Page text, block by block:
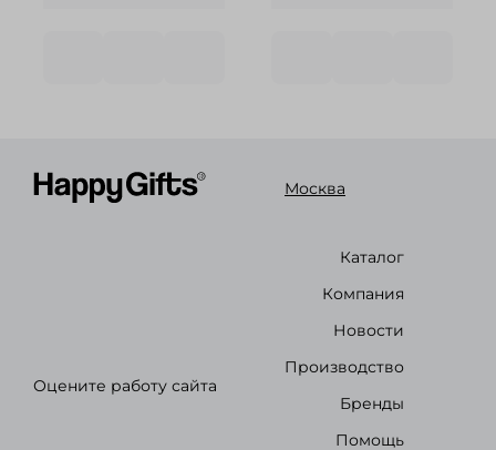
Оцените работу сайта
Москва
Каталог
Компания
Новости
Производство
Бренды
Помощь